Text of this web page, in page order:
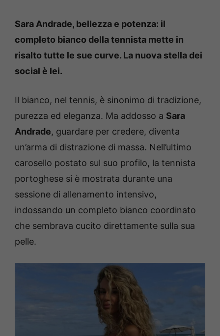
Sara Andrade, bellezza e potenza: il
completo bianco della tennista mette in
risalto tutte le sue curve. La nuova stella dei
social è lei.
Il bianco, nel tennis, è sinonimo di tradizione,
purezza ed eleganza. Ma addosso a Sara
Andrade, guardare per credere, diventa
un’arma di distrazione di massa. Nell’ultimo
carosello postato sul suo profilo, la tennista
portoghese si è mostrata durante una
sessione di allenamento intensivo,
indossando un completo bianco coordinato
che sembrava cucito direttamente sulla sua
pelle.